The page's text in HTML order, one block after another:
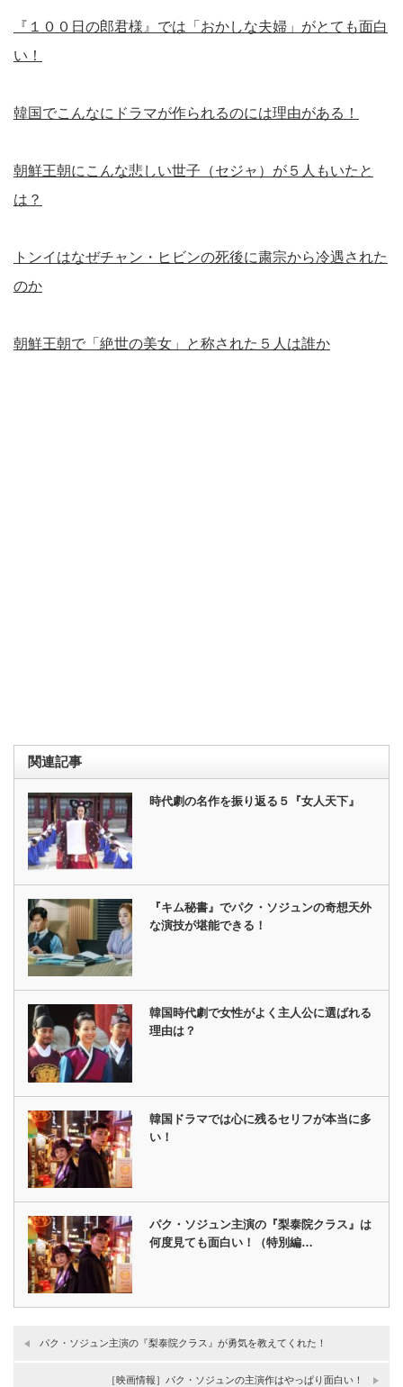
『１００日の郎君様』では「おかしな夫婦」がとても面白
い！
韓国でこんなにドラマが作られるのには理由がある！
朝鮮王朝にこんな悲しい世子（セジャ）が５人もいたと
は？
トンイはなぜチャン・ヒビンの死後に粛宗から冷遇された
のか
朝鮮王朝で「絶世の美女」と称された５人は誰か
関連記事
時代劇の名作を振り返る５『女人天下』
『キム秘書』でパク・ソジュンの奇想天外
な演技が堪能できる！
韓国時代劇で女性がよく主人公に選ばれる
理由は？
韓国ドラマでは心に残るセリフが本当に多
い！
パク・ソジュン主演の『梨泰院クラス』は
何度見ても面白い！（特別編…
パク・ソジュン主演の『梨泰院クラス』が勇気を教えてくれた！
［映画情報］パク・ソジュンの主演作はやっぱり面白い！